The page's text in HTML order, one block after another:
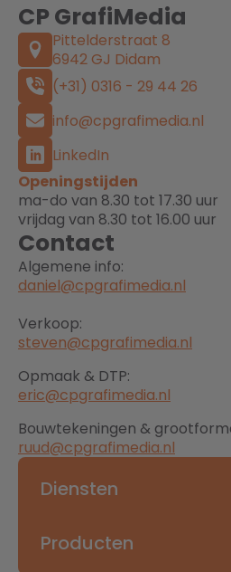
CP GrafiMedia
Pittelderstraat 8
6942 GJ Didam
(+31) 0316 - 29 44 26
info@cpgrafimedia.nl
LinkedIn
Openingstijden
ma-do van 8.30 tot 17.30 uur
vrijdag van 8.30 tot 16.00 uur
Contact
Algemene info:
daniel@cpgrafimedia.nl
Verkoop:
steven@cpgrafimedia.nl
Opmaak & DTP:
eric@cpgrafimedia.nl
Bouwtekeningen &
ruud@cpgrafimedia.nl
Diensten
Producten